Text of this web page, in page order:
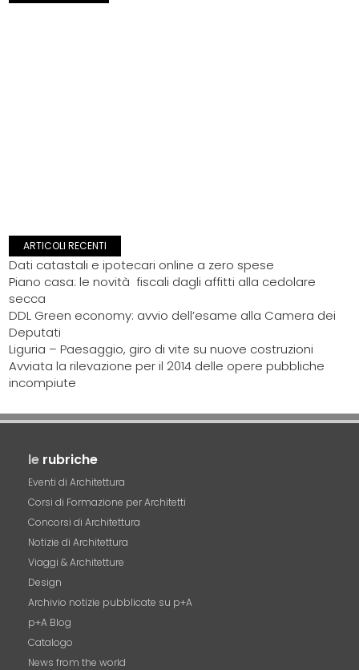
ARTICOLI RECENTI
Dati catastali e ipotecari online a zero spese
Piano casa: le novità fiscali dagli affitti alla cedolare
secca
DDL Green economy: avvio dell’esame alla Camera dei
Deputati
Liguria – Paesaggio, giro di vite su nuove costruzioni
Avviata la rilevazione per il 2014 delle opere pubbliche
incompiute
le rubriche
Eventi di Architettura
Corsi di Formazione per Architetti
Concorsi di Architettura
Notizie di Architettura
Viaggi & Architetture
Design
Archivio notizie pubblicate su p+A
p+A Blog
Catalogo
News from the world